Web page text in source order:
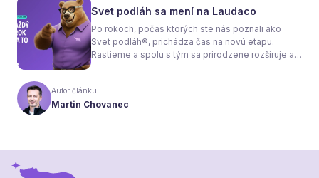
nielen na pocit tepla v miestnosti, ale aj na
spotrebu energie a celkové fungovanie kúrenia.
Svet podláh sa mení na Laudaco
Po rokoch, počas ktorých ste nás poznali ako
Svet podláh®, prichádza čas na novú etapu.
Rastieme a spolu s tým sa prirodzene rozširuje aj
vizuálnou identitou. Naším cieľom je, aby každý
váš krok stál za to.
Autor článku
Martin Chovanec